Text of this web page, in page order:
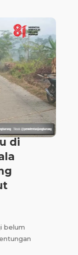
di
belum